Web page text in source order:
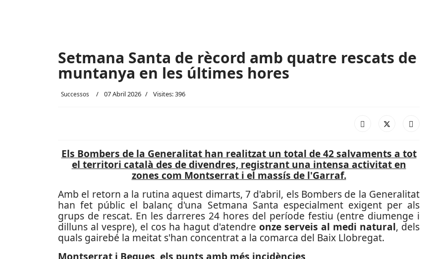
Setmana Santa de rècord amb quatre rescats de
muntanya en les últimes hores
Successos 07 Abril 2026 Visites: 396
Els Bombers de la Generalitat han realitzat un total de 42 salvaments a tot
el territori català des de divendres, registrant una intensa activitat en
zones com Montserrat i el massís de l'Garraf.
Amb el retorn a la rutina aquest dimarts, 7 d'abril, els Bombers de la Generalitat
han fet públic el balanç d'una Setmana Santa especialment exigent per als
grups de rescat. En les darreres 24 hores del període festiu (entre diumenge i
dilluns al vespre), el cos ha hagut d'atendre onze serveis al medi natural, dels
quals gairebé la meitat s'han concentrat a la comarca del Baix Llobregat.
Montserrat i Begues, els punts amb més incidències